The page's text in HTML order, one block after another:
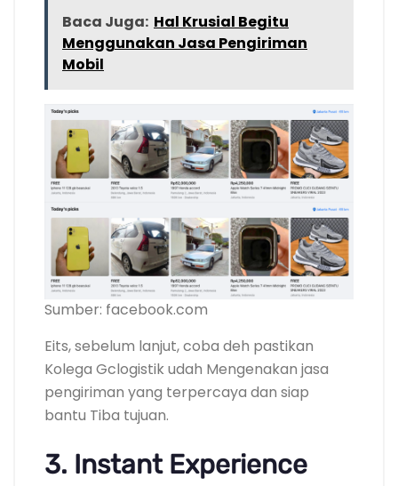
Baca Juga: Hal Krusial Begitu
Menggunakan Jasa Pengiriman
Mobil
Sumber: facebook.com
Eits, sebelum lanjut, coba deh pastikan
Kolega Gclogistik udah Mengenakan jasa
pengiriman yang terpercaya dan siap
bantu Tiba tujuan.
3. Instant Experience